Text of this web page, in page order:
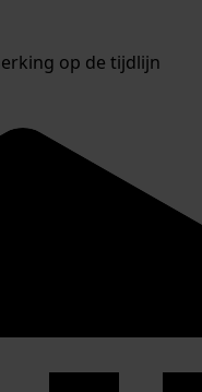
op de tijdlijn